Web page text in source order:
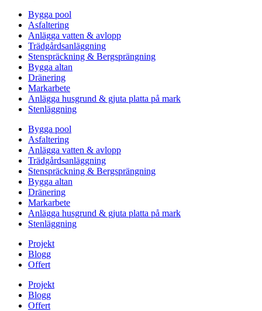
Bygga pool
Asfaltering
Anlägga vatten & avlopp
Trädgårdsanläggning
Stenspräckning & Bergsprängning
Bygga altan
Dränering
Markarbete
Anlägga husgrund & gjuta platta på mark
Stenläggning
Bygga pool
Asfaltering
Anlägga vatten & avlopp
Trädgårdsanläggning
Stenspräckning & Bergsprängning
Bygga altan
Dränering
Markarbete
Anlägga husgrund & gjuta platta på mark
Stenläggning
Projekt
Blogg
Offert
Projekt
Blogg
Offert